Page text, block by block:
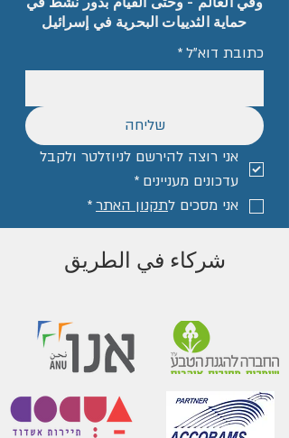
حماية الثدييات البحرية في إسرائيل
כתובת דוא"ל*
שליחה
עדכונים מעניינים *
אני מסכים לתקנון האתר*
شركاء في الطريق